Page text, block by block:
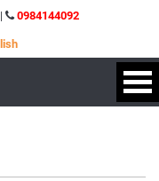
0984144092